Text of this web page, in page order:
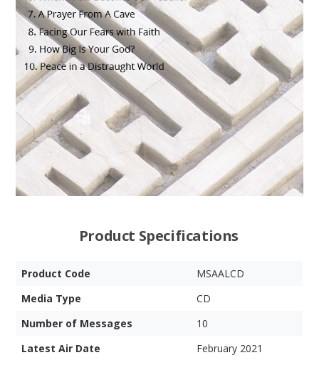
Product Specifications
Product Code
MSAALCD
Media Type
CD
Number of Messages
10
Latest Air Date
February 2021